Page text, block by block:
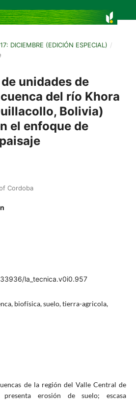
DICIEMBRE (EDICIÓN ESPECIAL) /
unidades de
del río Khora
Bolivia)
el enfoque de
Cordoba
la_tecnica.v0i0.957
biofísica, suelo, tierra-agricola,
de la región del Valle Central de
presenta erosión de suelo; escasa